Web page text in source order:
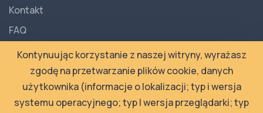
Kontynuując korzystanie z naszej witryny, wyrażasz
zgodę na przetwarzanie plików cookie, danych
użytkownika (informacje o lokalizacji; typ i wersja
systemu operacyjnego; typ I wersja przeglądarki; typ
Kontakt
FAQ
Dokumentacja API
Polityka Prywatności
Regulamin